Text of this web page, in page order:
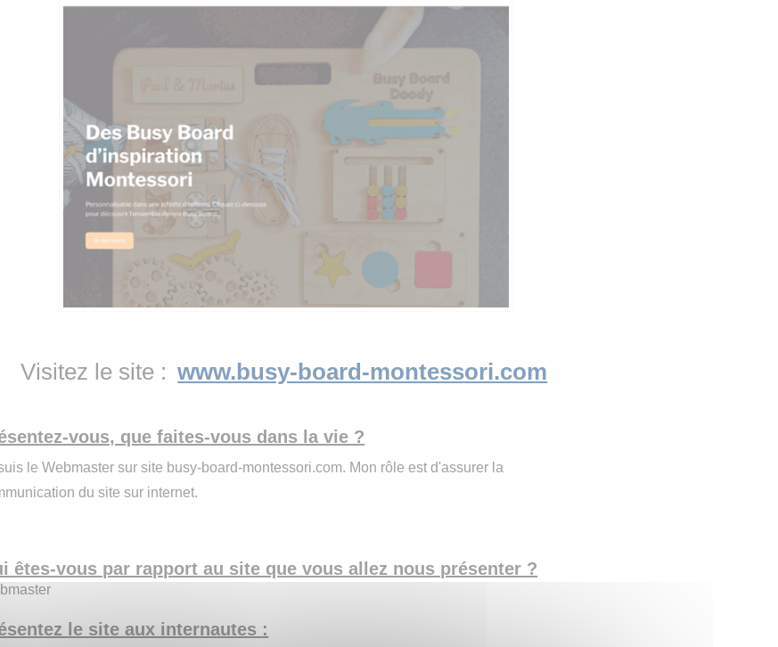
Visitez le site : www.busy-board-montessori.com
vous, que faites-vous dans la vie ?
le Webmaster sur site busy-board-montessori.com. Mon rôle est d'assurer la
du site sur internet.
êtes-vous par rapport au site que vous allez nous présenter ?
le site aux internautes :